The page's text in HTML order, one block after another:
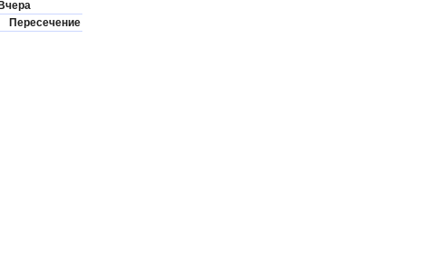
Вчера
Пересечение